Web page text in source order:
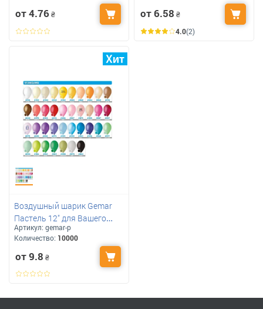
от 4.76₴ от 6.58 ₴
4.0(2)
Воздушный шарик Gemar
Пастель 12" для Вашего
логотипа
Артикул: gemar-p
Количество: 10000
от 9.8 ₴